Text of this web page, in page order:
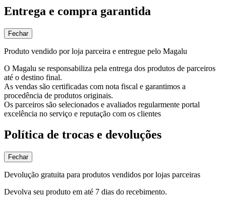
Entrega e compra garantida
Fechar
Produto vendido por loja parceira e entregue pelo Magalu
O Magalu se responsabiliza pela entrega dos produtos de parceiros
até o destino final.
As vendas são certificadas com nota fiscal e garantimos a
procedência de produtos originais.
Os parceiros são selecionados e avaliados regularmente portal
excelência no serviço e reputação com os clientes
Política de trocas e devoluções
Fechar
Devolução gratuita para produtos vendidos por lojas parceiras
Devolva seu produto em até 7 dias do recebimento.